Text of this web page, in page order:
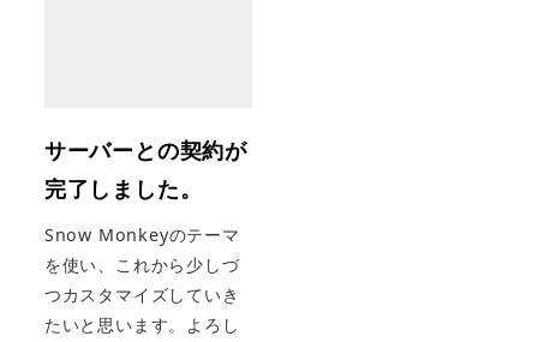
サーバーとの契約が
完了しました。
Snow Monkeyのテーマ
を使い、これから少しづ
つカスタマイズしていき
たいと思います。よろし